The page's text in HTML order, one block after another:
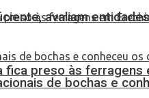
fica preso às ferragens
avaliam entidades
de bochas e